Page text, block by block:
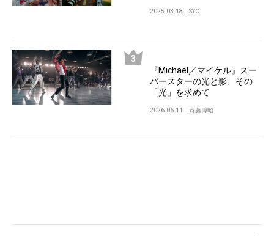
2025.03.18 SYO
『Michael／マイケル』スー
パースターの光と影、その
「光」を求めて
2026.06.11 斉藤博昭